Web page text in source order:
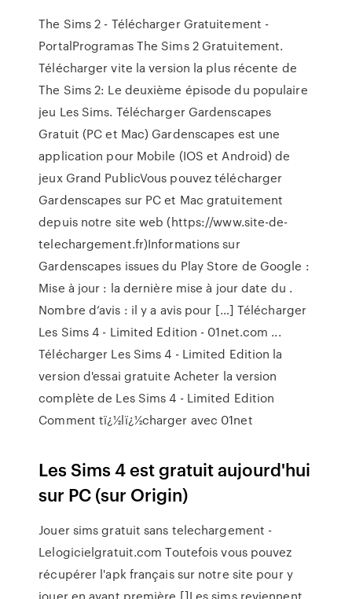
The Sims 2 - Télécharger Gratuitement -
PortalProgramas The Sims 2 Gratuitement.
Télécharger vite la version la plus récente de
The Sims 2: Le deuxième épisode du populaire
jeu Les Sims. Télécharger Gardenscapes
Gratuit (PC et Mac) Gardenscapes est une
application pour Mobile (IOS et Android) de
jeux Grand PublicVous pouvez télécharger
Gardenscapes sur PC et Mac gratuitement
depuis notre site web (https://www.site-de-
telechargement.fr)Informations sur
Gardenscapes issues du Play Store de Google :
Mise à jour : la dernière mise à jour date du .
Nombre d’avis : il y a avis pour […] Télécharger
Les Sims 4 - Limited Edition - 01net.com ...
Télécharger Les Sims 4 - Limited Edition la
version d'essai gratuite Acheter la version
complète de Les Sims 4 - Limited Edition
Comment tï¿½lï¿½charger avec 01net
Les Sims 4 est gratuit aujourd'hui
sur PC (sur Origin)
Jouer sims gratuit sans telechargement -
Lelogicielgratuit.com Toutefois vous pouvez
récupérer l'apk français sur notre site pour y
jouer en avant première []Les sims reviennent